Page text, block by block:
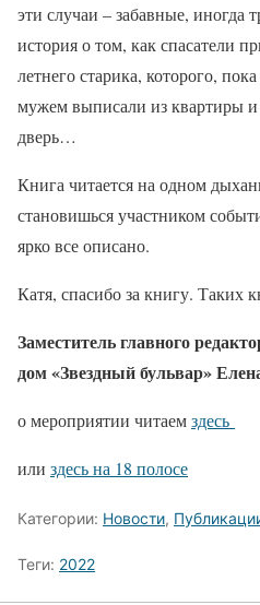
эти случаи – забавные, иногда
история о том, как спасатели
летнего старика, которого,
мужем выписали из квартиры
дверь…
Книга читается на одном
становишься участником
ярко все описано.
Катя, спасибо за книгу.
Заместитель главного
дом «Звездный бульвар»
о мероприятии читаемздесь
или здесь на 18 полосе
Категории: Новости,
Теги: 2022